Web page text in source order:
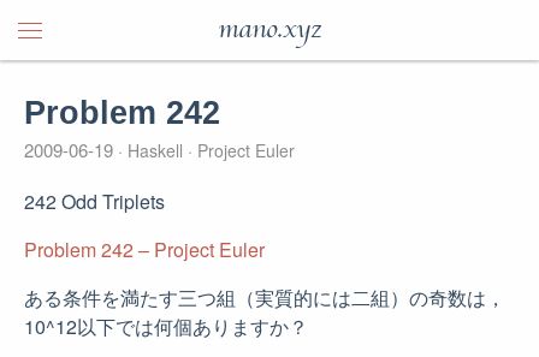
mano.xyz
Problem 242
2009-06-19 Haskell Project Euler
242 Odd Triplets
Problem 242 – Project Euler
ある条件を満たす三つ組（実質的には二組）の奇数は，
10^12以下では何個ありますか？